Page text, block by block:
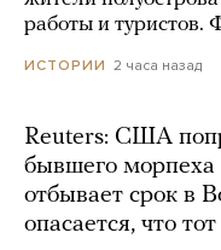
работы и туристов.
ИСТОРИИ 2 часа назад
Reuters: США
бывшего морпеха
отбывает срок в
опасается, что